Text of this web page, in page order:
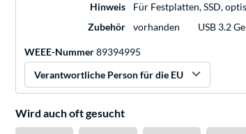
Hinweis
Für Festplatten, SSD,
Zubehör
vorhanden USB 3.2
WEEE-Nummer89394995
Verantwortliche Person für die EU
Wird auch oft gesucht